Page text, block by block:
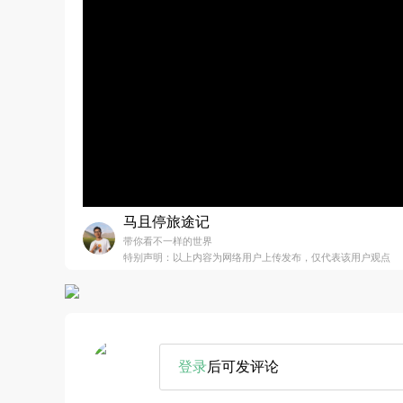
马且停旅途记
带你看不一样的世界
特别声明：以上内容为网络用户上传发布，仅代表该用户观点
登录后可发评论